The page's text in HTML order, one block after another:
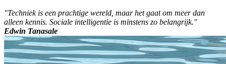
"Techniek is een prachtige wereld, maar het gaat om meer dan
alleen kennis. Sociale intelligentie is minstens zo belangrijk."
Edwin Tanasale